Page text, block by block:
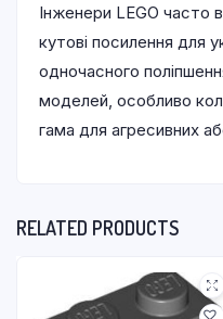
Інженери LEGO часто
кутові посилення для
одночасного
моделей, особливо
гама для агресивних
RELATED PRODUCTS